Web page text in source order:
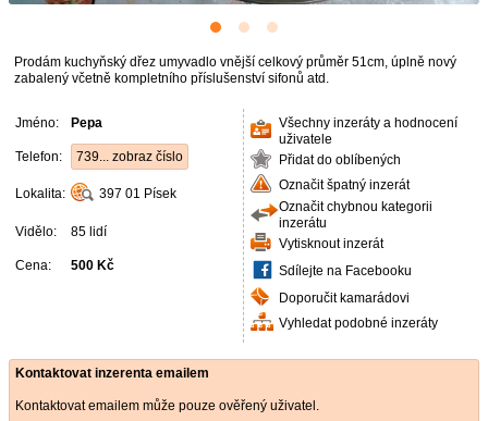
Prodám kuchyňský dřez umyvadlo vnější celkový průměr 51cm, úplně nový
zabalený včetně kompletního příslušenství sifonů atd.
Jméno: Pepa
Telefon: 739... zobraz číslo
Lokalita: 397 01 Písek
Vidělo: 85 lidí
Cena: 500 Kč
Všechny inzeráty a hodnocení
uživatele
Přidat do oblíbených
Označit špatný inzerát
Označit chybnou kategorii
inzerátu
Vytisknout inzerát
Sdílejte na Facebooku
Doporučit kamarádovi
Vyhledat podobné inzeráty
Kontaktovat inzerenta emailem
Kontaktovat emailem může pouze ověřený uživatel.